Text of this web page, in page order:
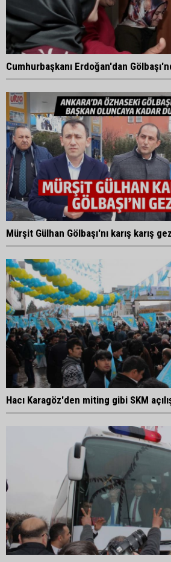
Cumhurbaşkanı Erdoğan'dan
Mürşit Gülhan Gölbaşı'nı karış karış
Hacı Karagöz'den miting gibi SKM